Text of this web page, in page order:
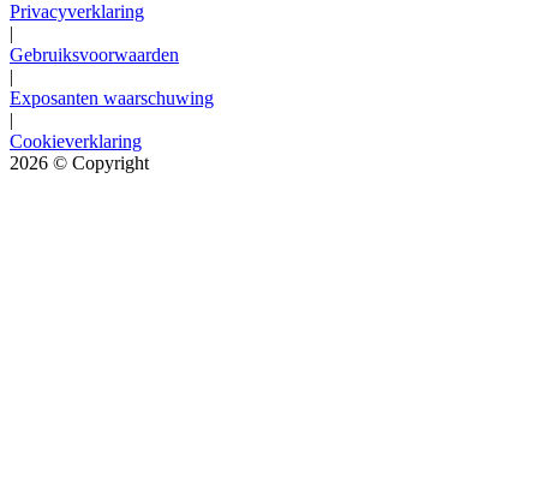
Privacyverklaring
|
Gebruiksvoorwaarden
|
Exposanten waarschuwing
|
Cookieverklaring
2026 © Copyright